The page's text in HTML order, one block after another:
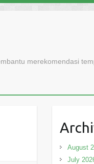
merekomendasi
August
July